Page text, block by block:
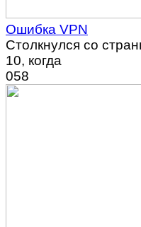
Ошибка VPN
Столкнулся со
10, когда
058